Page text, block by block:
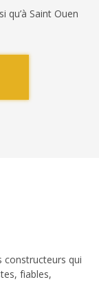
qu’à Saint Ouen
constructeurs qui
fiables,